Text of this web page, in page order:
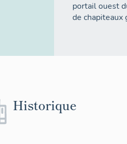
portail ouest
de
Historique